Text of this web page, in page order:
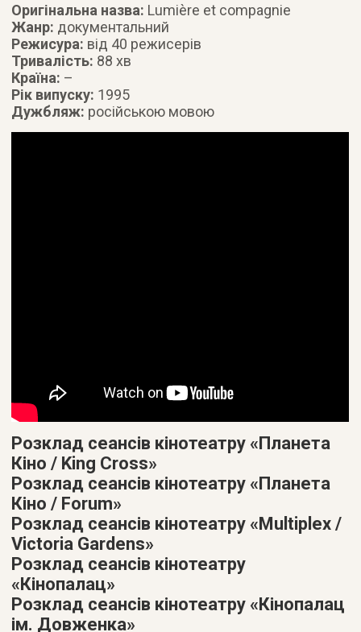
Оригінальна назва: Lumière et compagnie
Жанр: документальний
Режисура: від 40 режисерів
Тривалість: 88 хв
Країна: –
Рік випуску: 1995
Дужбляж: російською мовою
Розклад сеансів кінотеатру «Планета
Кіно / King Cross»
Розклад сеансів кінотеатру «Планета
Кіно / Forum»
Розклад сеансів кінотеатру «Multiplex /
Victoria Gardens»
Розклад сеансів кінотеатру
«Кінопалац»
Розклад сеансів кінотеатру «Кінопалац
ім. Довженка»